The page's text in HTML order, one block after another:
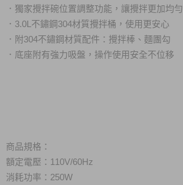
． 獨家攪拌碗位置調整功能，讓攪拌更加均勻
． 3.0L不鏽鋼304材質攪拌桶，使用更安心
． 附304不鏽鋼材質配件：攪拌棒、麵團勾
． 底座附有強力吸盤，操作使用安全不位移
商品規格：
額定電壓：110V/60Hz
消耗功率：250W